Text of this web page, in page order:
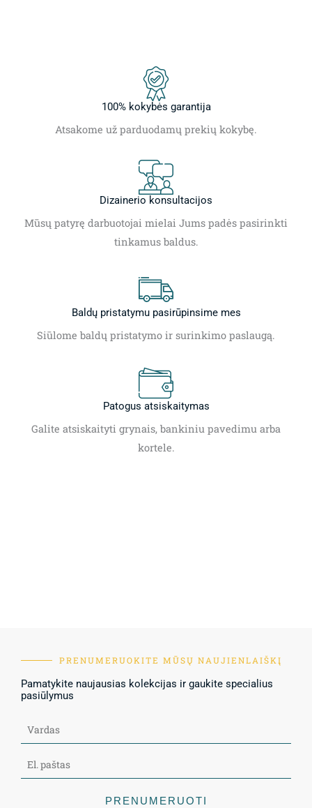
100% kokybės garantija
Atsakome už parduodamų prekių kokybę.
Dizainerio konsultacijos
Mūsų patyrę darbuotojai mielai Jums padės pasirinkti
tinkamus baldus.
Baldų pristatymu pasirūpinsime mes
Siūlome baldų pristatymo ir surinkimo paslaugą.
Patogus atsiskaitymas
Galite atsiskaityti grynais, bankiniu pavedimu arba
kortele.
PRENUMERUOKITE MŪSŲ NAUJIENLAIŠKĮ
Pamatykite naujausias kolekcijas ir gaukite specialius
pasiūlymus
PRENUMERUOTI